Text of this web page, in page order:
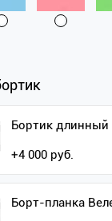
Бортик длинный
+4 000 руб.
Борт-планка